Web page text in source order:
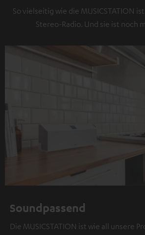
So vielseitig wie die MUSICSTATION
Stereo-Radio. Und sie ist noch
Soundpassend
Die MUSICSTATION ist wie all unsere